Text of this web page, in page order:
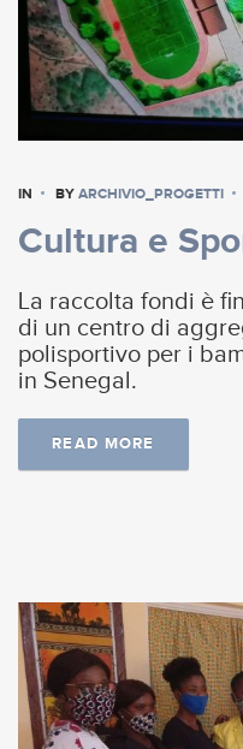
IN BY ARCHIVIO_PROGETTI
Cultura e
La raccolta fondi è
di un centro di
polisportivo per i
in Senegal.
READ MORE